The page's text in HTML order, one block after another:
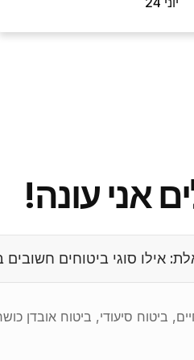
אני עונה!
אילו סוגי ביטוחים חשובים
ביטוח סיעודי, ביטוח אובדן